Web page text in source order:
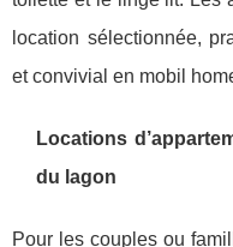
location sélectionnée,
et convivial en mobil
Locations
du lagon
Pour les couples ou